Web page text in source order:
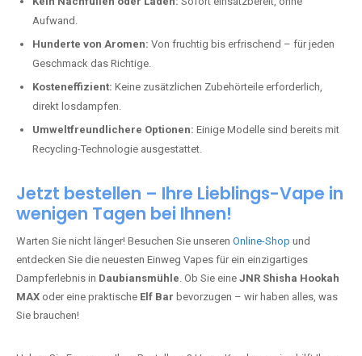
Aufwand.
Hunderte von Aromen: Von fruchtig bis erfrischend – für jeden
Geschmack das Richtige.
Kosteneffizient: Keine zusätzlichen Zubehörteile erforderlich,
direkt losdampfen.
Umweltfreundlichere Optionen: Einige Modelle sind bereits mit
Recycling-Technologie ausgestattet.
Jetzt bestellen – Ihre Lieblings-Vape in
wenigen Tagen bei Ihnen!
Warten Sie nicht länger! Besuchen Sie unseren Online-Shop und
entdecken Sie die neuesten Einweg Vapes für ein einzigartiges
Dampferlebnis in Daubiansmühle. Ob Sie eine JNR Shisha Hookah
MAX oder eine praktische Elf Bar bevorzugen – wir haben alles, was
Sie brauchen!